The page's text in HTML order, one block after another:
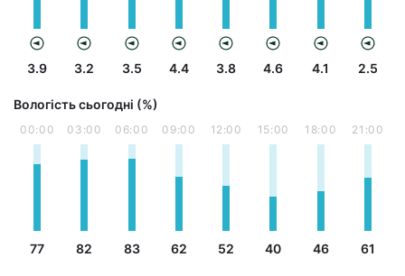
3.9 3.2 3.5 4.4 3.8 4.6 4.1 2.5
Вологість сьогодні (%)
00:00
77
03:00
82
06:00
83
09:00
62
12:00
52
15:00
40
18:00
46
21:00
61